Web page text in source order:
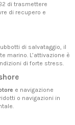
di trasmettere
di recupero e
di salvataggio, il
marino. L’attivazione è
di forte stress.
e navigazione
o navigazioni in